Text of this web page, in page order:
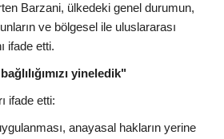
Barzani, ülkedeki genel durumun,
ve bölgesel ile uluslararası
ifade etti.
yineledik"
ifade etti:
anayasal hakların yerine